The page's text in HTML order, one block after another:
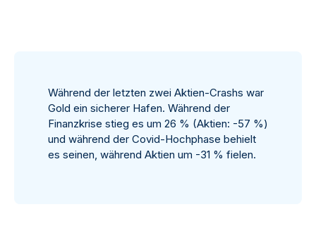
Während der letzten zwei Aktien-Crashs war
Gold ein sicherer Hafen. Während der
Finanzkrise stieg es um 26 % (Aktien: -57 %)
und während der Covid-Hochphase behielt
es seinen, während Aktien um -31 % fielen.